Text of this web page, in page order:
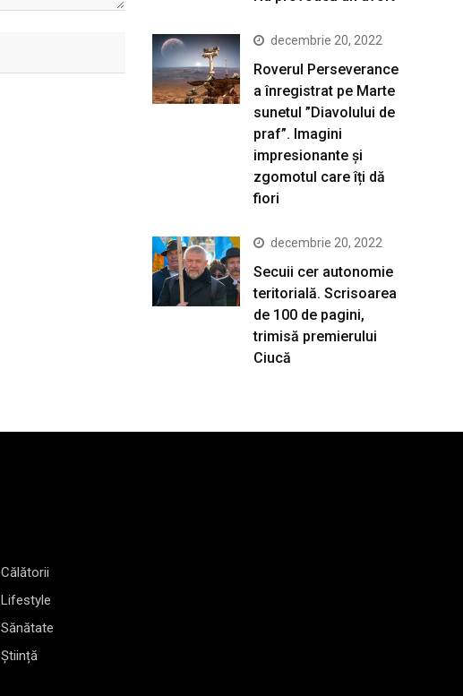
decembrie 20, 2022
Roverul Perseverance
a înregistrat pe Marte
sunetul ”Diavolului de
praf”. Imagini
impresionante și
zgomotul care îți dă
fiori
decembrie 20, 2022
Secuii cer autonomie
teritorială. Scrisoarea
de 100 de pagini,
trimisă premierului
Ciucă
Călătorii
Lifestyle
Sănătate
Știință